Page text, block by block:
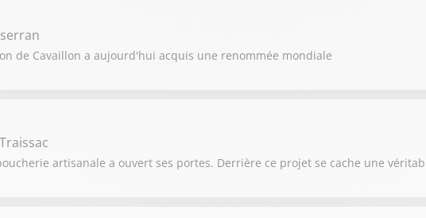
de Cavaillon a aujourd'hui acquis une renommée mondiale
artisanale a ouvert ses portes. Derrière ce projet se cache une